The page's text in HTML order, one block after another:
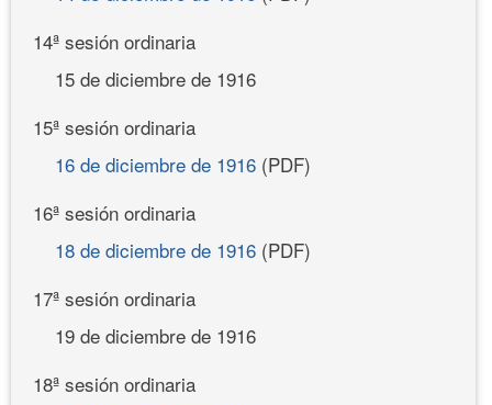
14ª sesión ordinaria
15 de diciembre de 1916
15ª sesión ordinaria
16 de diciembre de 1916 (PDF)
16ª sesión ordinaria
18 de diciembre de 1916 (PDF)
17ª sesión ordinaria
19 de diciembre de 1916
18ª sesión ordinaria